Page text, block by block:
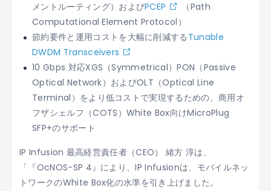
メントルーティング）およびPCEP
（Path
Computational Element Protocol）
節約要件と運用コストを大幅に削減する Tunable
DWDM Transceivers
10 Gbps 対応XGS（Symmetrical）PON（Passive
Optical Network）およびOLT（Optical Line
Terminal）をより低コストで実現するための、商用オ
フザシェルフ（COTS）White Box向けMicroPlug
SFP+のサポート
IP Infusion 最高経営責任者（CEO） 緒方 淳は、
「『OcNOS-SP 4』により、IP Infusionは、モバイルネッ
トワークのWhite Box化の水準を引き上げました。